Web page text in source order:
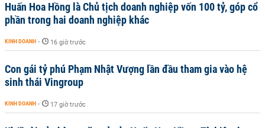
Huấn Hoa Hồng là Chủ tịch doanh nghiệp vốn 100 tỷ, góp cổ
phần trong hai doanh nghiệp khác
KINH DOANH - 16 giờ trước
Con gái tỷ phú Phạm Nhật Vượng lần đầu tham gia vào hệ
sinh thái Vingroup
KINH DOANH - 17 giờ trước